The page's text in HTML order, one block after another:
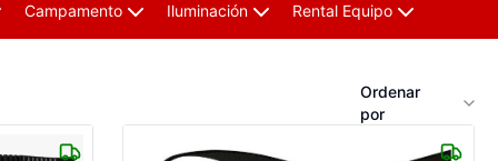
Campamento Iluminación Rental Equipo
Ordenar
por